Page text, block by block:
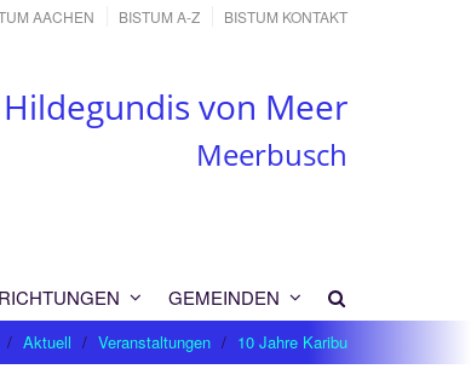
AACHEN BISTUM A-Z BISTUM KONTAKT
von Meer
Meerbusch
GEMEINDEN
Aktuell Veranstaltungen 10 Jahre Karibu